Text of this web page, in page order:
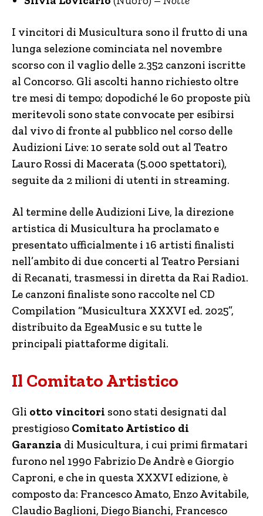
I vincitori di Musicultura sono il frutto di una
lunga selezione cominciata nel novembre
scorso con il vaglio delle 2.352 canzoni iscritte
al Concorso. Gli ascolti hanno richiesto oltre
tre mesi di tempo; dopodiché le 60 proposte più
meritevoli sono state convocate per esibirsi
dal vivo di fronte al pubblico nel corso delle
Audizioni Live: 10 serate sold out al Teatro
Lauro Rossi di Macerata (5.000 spettatori),
seguite da 2 milioni di utenti in streaming.
Al termine delle Audizioni Live, la direzione
artistica di Musicultura ha proclamato e
presentato ufficialmente i 16 artisti finalisti
nell’ambito di due concerti al Teatro Persiani
di Recanati, trasmessi in diretta da Rai Radio1.
Le canzoni finaliste sono raccolte nel CD
Compilation “Musicultura XXXVI ed. 2025”,
distribuito da EgeaMusic e su tutte le
principali piattaforme digitali.
Il Comitato Artistico
Gli otto vincitori sono stati designati dal
prestigioso Comitato Artistico di
Garanzia di Musicultura, i cui primi firmatari
furono nel 1990 Fabrizio De Andrè e Giorgio
Caproni, e che in questa XXXVI edizione, è
composto da: Francesco Amato, Enzo Avitabile,
Claudio Baglioni, Diego Bianchi, Francesco